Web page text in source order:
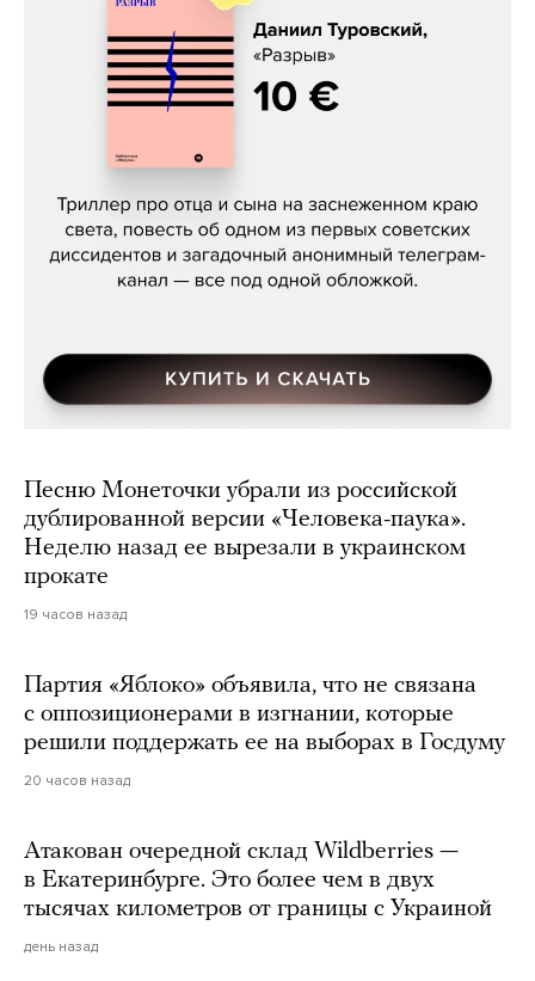
Даниил Туровский, «Разрыв»
Песню Монеточки убрали из российской
дублированной версии «Человека-паука».
Неделю назад ее вырезали в украинском
прокате
19 часов назад
Партия «Яблоко» объявила, что не связана
с оппозиционерами в изгнании, которые
решили поддержать ее на выборах в Госдуму
20 часов назад
Атакован очередной склад Wildberries —
в Екатеринбурге. Это более чем в двух
тысячах километров от границы с Украиной
день назад